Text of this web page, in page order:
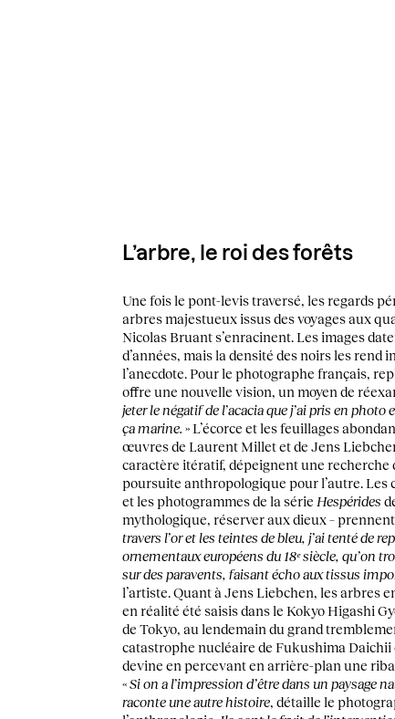
L’arbre, le roi des forêts
Une fois le pont-levis traversé, les regards
arbres majestueux issus des voyages aux
Nicolas Bruant s’enracinent. Les images
d’années, mais la densité des noirs les rend
l’anecdote. Pour le photographe français,
offre une nouvelle vision, un moyen de
jeter le négatif de l’acacia que j’ai pris en photo
ça marine. » L’écorce et les feuillages
œuvres de Laurent Millet et de Jens
caractère itératif, dépeignent une recherche
poursuite anthropologique pour l’autre. Les
et les photogrammes de la série Hespérides
mythologique, réserver aux dieux –
travers l’or et les teintes de bleu, j’ai tenté de
ornementaux européens du 18ᵉ siècle, qu’on
sur des paravents, faisant écho aux tissus
l’artiste. Quant à Jens Liebchen, les arbres
en réalité été saisis dans le Kokyo Higashi
de Tokyo, au lendemain du grand
catastrophe nucléaire de Fukushima Daichii
devine en percevant en arrière-plan une
«Si on a l’impression d’être dans un paysage
raconte une autre histoire, détaille le